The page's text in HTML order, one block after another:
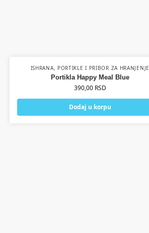
ISHRANA, PORTIKLE I PRIBOR ZA HRANJENJE
Portikla Happy Meal Blue
390,00 RSD
Dodaj u korpu